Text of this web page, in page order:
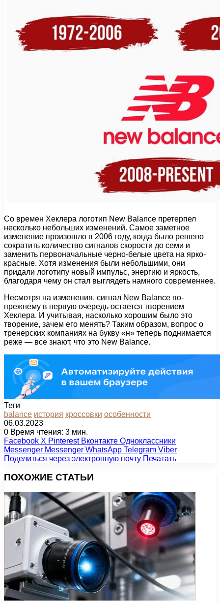
Со времен Хеклера логотип New Balance претерпел
несколько небольших изменений. Самое заметное
изменение произошло в 2006 году, когда было решено
сократить количество сигналов скорости до семи и
заменить первоначальные черно-белые цвета на ярко-
красные. Хотя изменения были небольшими, они
придали логотипу новый импульс, энергию и яркость,
благодаря чему он стал выглядеть намного современнее.
Несмотря на изменения, сигнал New Balance по-
прежнему в первую очередь остается творением
Хеклера. И учитывая, насколько хорошим было это
творение, зачем его менять? Таким образом, вопрос о
тренерских компаниях на букву «н» теперь поднимается
реже — все знают, что это New Balance.
Теги
balance история кроссовки особенности
06.03.2023
0 Время чтения: 3 мин.
Facebook X Pinterest Вконтакте Одноклассники
Messenger Messenger WhatsApp Telegram Viber
Поделиться через электронную почту Печатать
ПОХОЖИЕ СТАТЬИ